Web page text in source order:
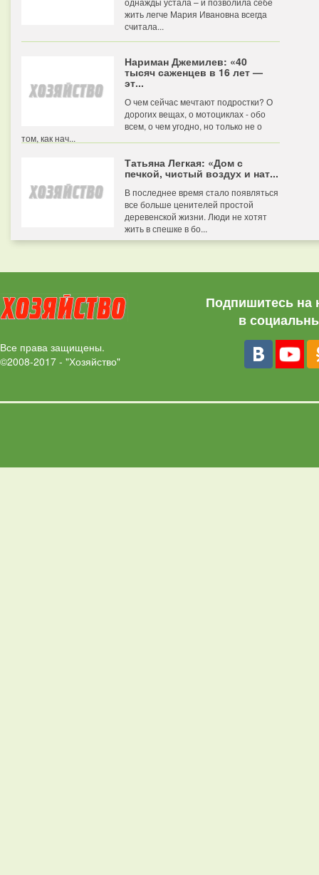
жить легче Мария Ивановна всегда
считала...
Нариман Джемилев: «40
тысяч саженцев в 16 лет —
эт...
О чем сейчас мечтают подростки? О
дорогих вещах, о мотоциклах - обо
всем, о чем угодно, но только не о
том, как нач...
Татьяна Легкая: «Дом с
печкой, чистый воздух и нат...
В последнее время стало появляться
все больше ценителей простой
деревенской жизни. Люди не хотят
жить в спешке в бо...
Все права защищены.
©2008-2017 - "Хозяйство"
Подпишитесь на
в